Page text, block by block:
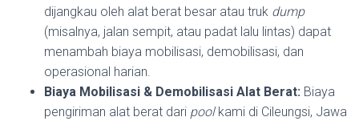
dijangkau oleh alat berat besar atau truk dump
(misalnya, jalan sempit, atau padat lalu lintas) dapat
menambah biaya mobilisasi, demobilisasi, dan
operasional harian.
Biaya Mobilisasi & Demobilisasi Alat Berat: Biaya
pengiriman alat berat dari poolkami di Cileungsi, Jawa